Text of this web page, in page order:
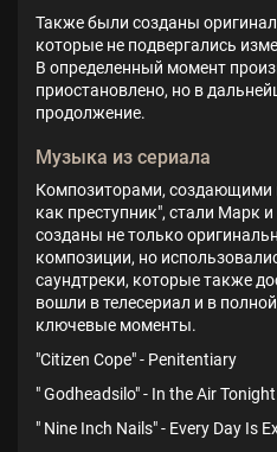
Также были созданы
которые не подвергались
В определенный момент
приостановлено, но в
продолжение.
Музыка из сериала
Композиторами, создающими
как преступник", стали Марк
созданы не только
композиции, но
саундтреки, которые также
вошли в телесериал и в
ключевые моменты.
"Citizen Cope" - Penitentiary
" Godheadsilo" - In the Air Tonight
" Nine Inch Nails" - Every Day Is